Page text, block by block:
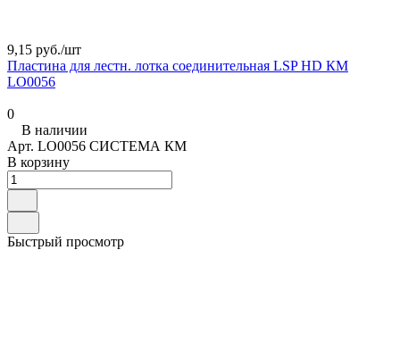
9,15 руб./шт
Пластина для лестн. лотка соединительная LSP HD КМ
LO0056
0
В наличии
Арт. LO0056 СИСТЕМА КМ
В корзину
Быстрый просмотр